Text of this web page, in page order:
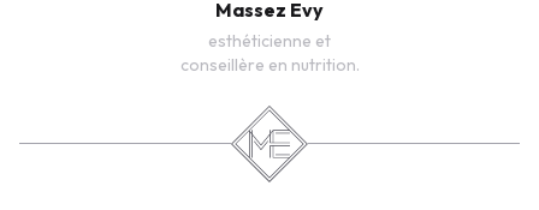
Massez Evy
esthéticienne et
conseillère en nutrition.